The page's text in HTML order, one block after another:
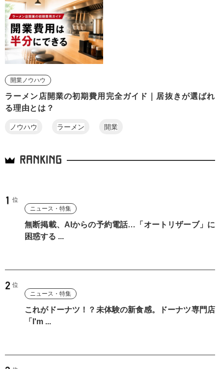
開業ノウハウ
ラーメン店開業の初期費用完全ガイド｜居抜きが選ばれ
る理由とは？
ノウハウ ラーメン 開業
RANKING
ニュース・特集
無断掲載、AIからの予約電話…「オートリザーブ」に
困惑する ...
ニュース・特集
これがドーナツ！？未体験の新食感。ドーナツ専門店
「I'm ...